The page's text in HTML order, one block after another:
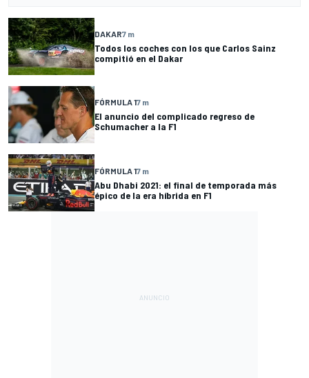
DAKAR7 m
Todos los coches con los que Carlos Sainz
compitió en el Dakar
FÓRMULA 17 m
El anuncio del complicado regreso de
Schumacher a la F1
FÓRMULA 17 m
Abu Dhabi 2021: el final de temporada más
épico de la era híbrida en F1